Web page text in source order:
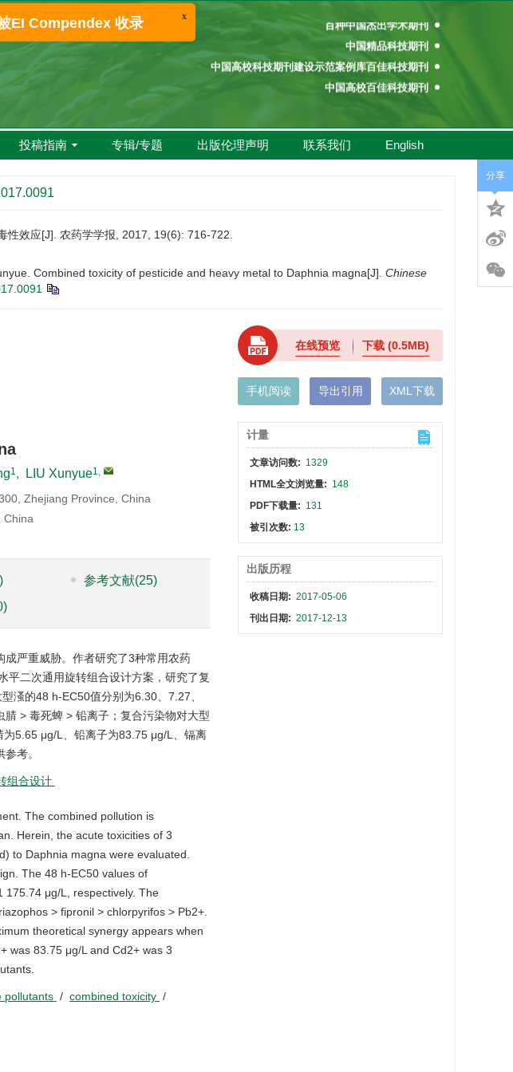
百种中国杰出学术期刊
中国精品科技期刊
中国高校科技期刊建设示范案例库百佳科技期刊
中国高校百佳科技期刊
百种中国杰出学术期刊
投稿指南 专辑/专题 出版伦理声明 联系我们 English
性效应[J]. 农药学学报, 2017, 19(6): 716-722.
Combined toxicity of pesticide and heavy metal to Daphnia magna[J]. Chinese
1, LIU Xunyue1,
Zhejiang Province, China
China
参考文献(25)
严重威胁。作者研究了3种常用农药
平二次通用旋转组合设计方案，研究了复
溞的48 h-EC50值分别为6.30、7.27、
> 毒死蜱 > 铅离子；复合污染物对大型
5.65 μg/L、铅离子为83.75 μg/L、镉离
考。
组合设计
The combined pollution is
Herein, the acute toxicities of 3
to Daphnia magna were evaluated.
The 48 h-EC50 values of
175.74 μg/L, respectively. The
> fipronil > chlorpyrifos > Pb2+.
theoretical synergy appears when
was 83.75 μg/L and Cd2+ was 3
pollutants / combined toxicity /
在线预览 下载(0.5MB)
手机阅读 导出引用 XML下载
计量
文章访问数: 1329
HTML全文浏览量: 148
PDF下载量: 131
被引次数: 13
出版历程
收稿日期: 2017-05-06
刊出日期: 2017-12-13
分享
Compendex 收录